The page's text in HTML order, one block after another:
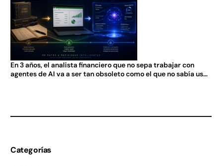
En 3 años, el analista financiero que no sepa trabajar con
agentes de AI va a ser tan obsoleto como el que no sabía usar
Categorías